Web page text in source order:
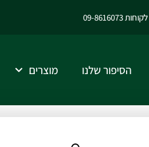
09-8616073
הסיפור שלנו מוצרים